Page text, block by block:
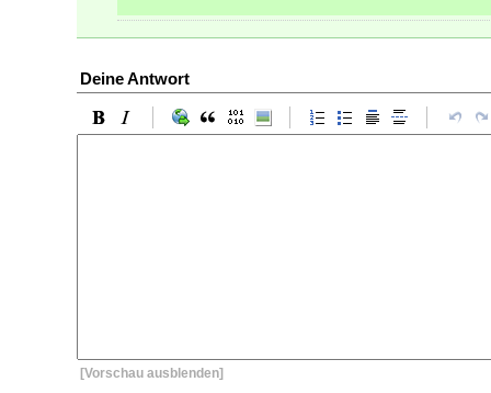
Deine Antwort
[Vorschau ausblenden]